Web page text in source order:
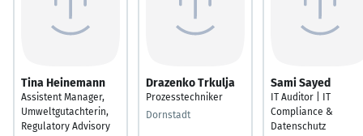
Tina Heinemann
Assistent Manager,
Umweltgutachterin,
Regulatory Advisory
Drazenko Trkulja
Prozesstechniker
Dornstadt
Sami Sayed
IT Auditor | IT
Compliance &
Datenschutz